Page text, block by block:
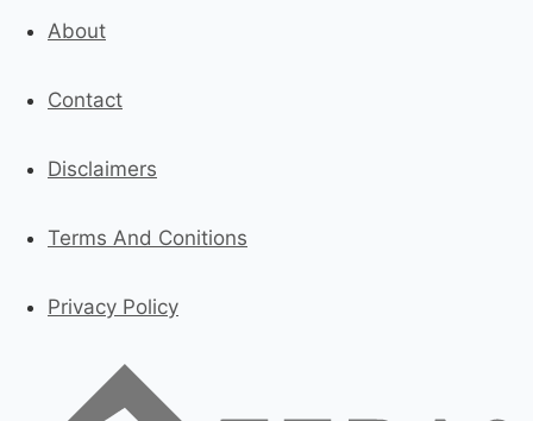
About
Contact
Disclaimers
Terms And Conitions
Privacy Policy